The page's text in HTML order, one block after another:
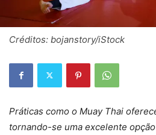
Créditos: bojanstory/iStock
Práticas como o Muay Thai
tornando-se uma excelente